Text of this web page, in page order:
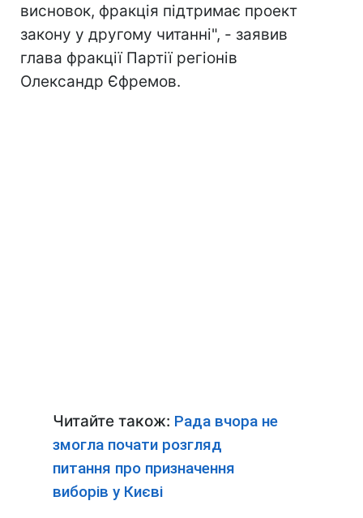
висновок, фракція підтримає проект
закону у другому читанні", - заявив
глава фракції Партії регіонів
Олександр Єфремов.
Читайте також: Рада вчора не
змогла почати розгляд
питання про призначення
виборів у Києві